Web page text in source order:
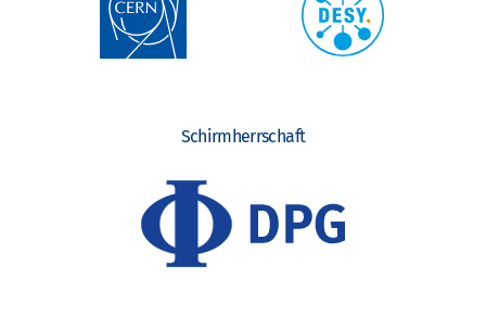
Schirmherrschaft